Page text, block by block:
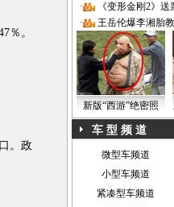
％。
。政
·
《变形金刚2》送
·
王岳伦爆李湘胎教
新版“西游”绝密照
车 型 频 道
微型车频道
小型车频道
紧凑型车频道